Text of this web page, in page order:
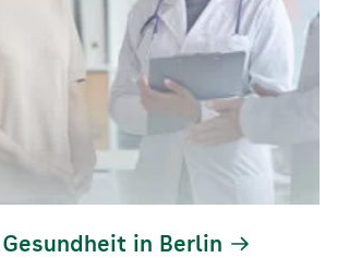
in Berlin